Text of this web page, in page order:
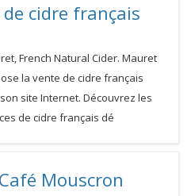
cidre français
French Natural Cider. Mauret
la vente de cidre français
site Internet. Découvrez les
de cidre français dé
Mouscron